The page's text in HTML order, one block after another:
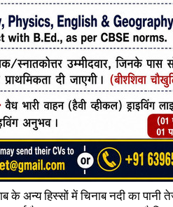
अन्य हिस्सों में चिनाब नदी का पानी